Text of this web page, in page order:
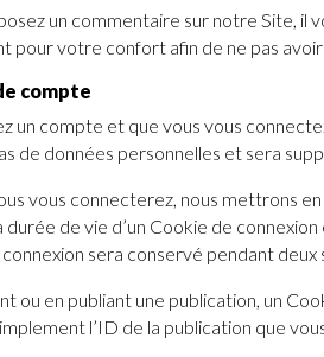
un commentaire sur notre Site, il
pour votre confort afin de ne pas
compte
un compte et que vous vous
de données personnelles et sera
vous connecterez, nous mettrons
durée de vie d’un Cookie de
sera conservé pendant
ou en publiant une publication, un
l’ID de la publication que